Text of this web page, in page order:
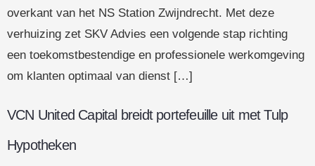
overkant van het NS Station Zwijndrecht. Met deze
verhuizing zet SKV Advies een volgende stap richting
een toekomstbestendige en professionele werkomgeving
om klanten optimaal van dienst […]
VCN United Capital breidt portefeuille uit met Tulp
Hypotheken